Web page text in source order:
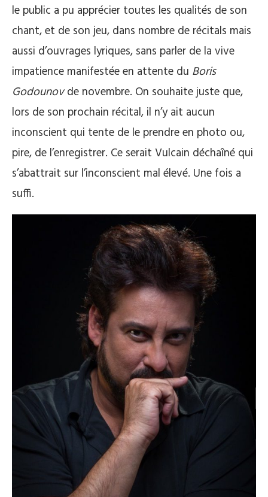
le public a pu apprécier toutes les qualités de son
chant, et de son jeu, dans nombre de récitals mais
aussi d’ouvrages lyriques, sans parler de la vive
impatience manifestée en attente du Boris
Godounovde novembre. On souhaite juste que,
lors de son prochain récital, il n’y ait aucun
inconscient qui tente de le prendre en photo ou,
pire, de l’enregistrer. Ce serait Vulcain déchaîné qui
s’abattrait sur l’inconscient mal élevé. Une fois a
suffi.